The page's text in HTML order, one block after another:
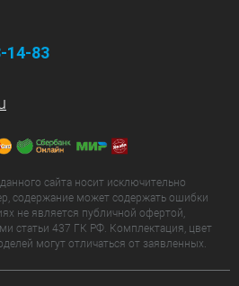
14-83
сайта носит исключительно
содержание может содержать ошибки
не является публичной офертой,
статьи 437 ГК РФ. Комплектация, цвет
могут отличаться от заявленных.